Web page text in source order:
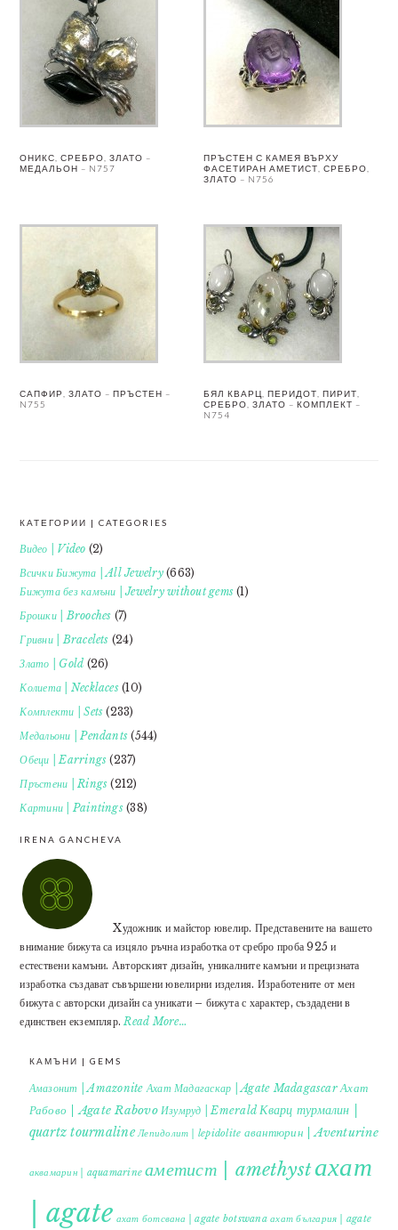
ОНИКС, СРЕБРО, ЗЛАТО –
МЕДАЛЬОН – N757
ПРЪСТЕН С КАМЕЯ ВЪРХУ
ФАСЕТИРАН АМЕТИСТ, СРЕБРО,
ЗЛАТО – N756
САПФИР, ЗЛАТО – ПРЪСТЕН –
N755
БЯЛ КВАРЦ, ПЕРИДОТ, ПИРИТ,
СРЕБРО, ЗЛАТО – КОМПЛЕКТ –
N754
FOOTER
КАТЕГОРИИ | CATEGORIES
Видео | Video (2)
Всички Бижута | All Jewelry(663)
Бижута без камъни | Jewelry without gems (1)
Брошки | Brooches (7)
Гривни | Bracelets (24)
Злато | Gold (26)
Колиета | Necklaces(10)
Комплекти | Sets (233)
Медальони | Pendants (544)
Обеци | Earrings (237)
Пръстени | Rings (212)
Картини | Paintings(38)
IRENA GANCHEVA
Xудожник и майстор ювелир. Представените на вашето
внимание бижута са изцяло ръчна изработка от сребро проба 925 и
естествени камъни. Авторският дизайн, уникалните камъни и прецизната
изработка създават съвършени ювелирни изделия. Изработените от мен
бижута с авторски дизайн са уникати – бижута с характер, създадени в
единствен екземпляр.Read More…
КАМЪНИ | GEMS
Амазонит | Amazonite Ахат Мадагаскар | Agate Madagascar Ахат
Рабово | Agate Rabovo Изумруд | Emerald Кварц турмалин |
quartz tourmaline Лепидолит | lepidolite авантюрин | Aventurine
аквамарин | aquamarine аметист | amethystахат
| agate ахат ботсвана | agate botswana ахат българия | agate